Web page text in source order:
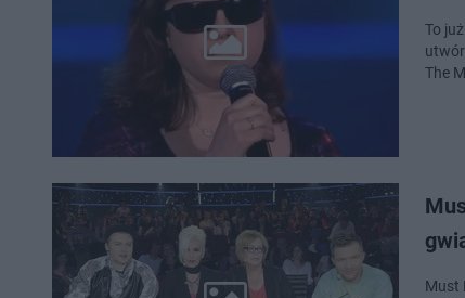
To
The
Must